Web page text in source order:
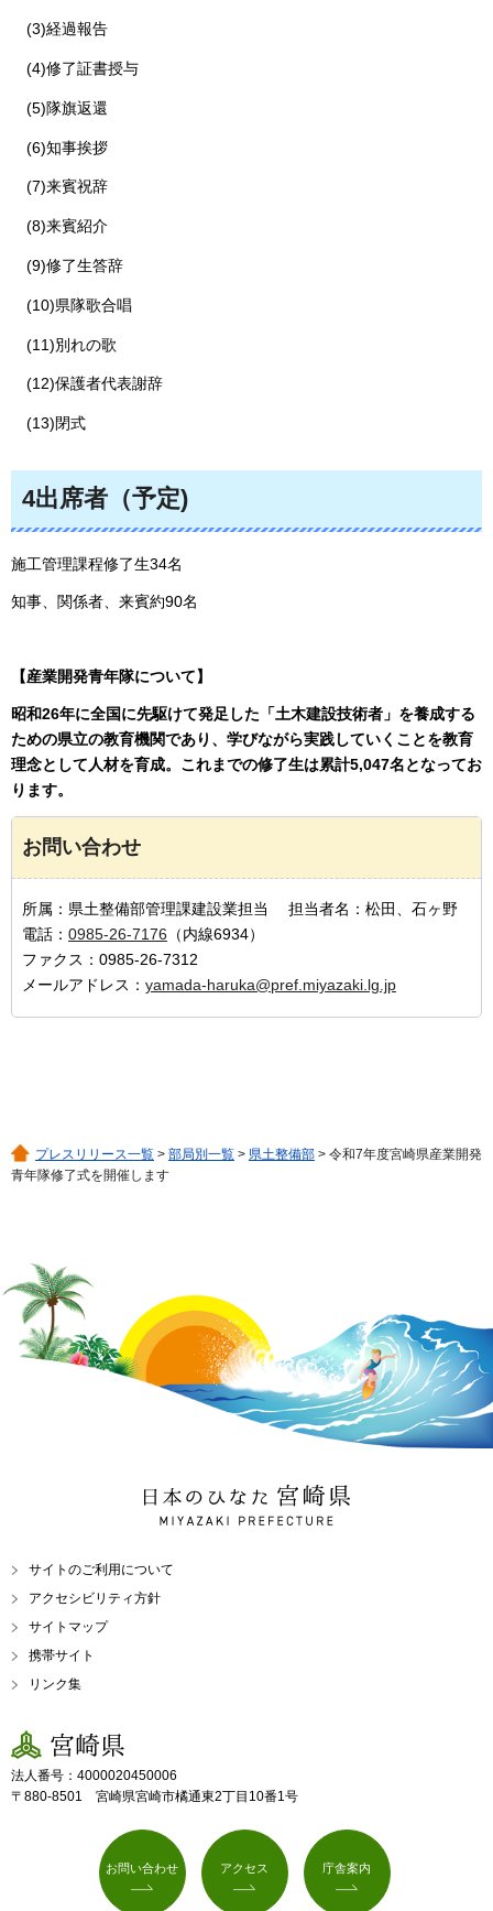
(3)経過報告
(4)修了証書授与
(5)隊旗返還
(6)知事挨拶
(7)来賓祝辞
(8)来賓紹介
(9)修了生答辞
(10)県隊歌合唱
(11)別れの歌
(12)保護者代表謝辞
(13)閉式
4出席者（予定)
施工管理課程修了生34名
知事、関係者、来賓約90名
【産業開発青年隊について】
昭和26年に全国に先駆けて発足した「土木建設技術者」を養成する
ための県立の教育機関であり、学びながら実践していくことを教育
理念として人材を育成。これまでの修了生は累計5,047名となってお
ります。
お問い合わせ
所属：県土整備部管理課建設業担当 担当者名：松田、石ヶ野
電話： 0985-26-7176 （内線6934）
ファクス：0985-26-7312
メールアドレス： yamada-haruka@pref.miyazaki.lg.jp
プレスリリース一覧 > 部局別一覧 > 県土整備部 > 令和7年度宮崎県産業開発
青年隊修了式を開催します
日本のひなた 宮崎県
MIYAZAKI PREFECTURE
サイトのご利用について
アクセシビリティ方針
サイトマップ
携帯サイト
リンク集
宮崎県
法人番号：4000020450006
〒880-8501 宮崎県宮崎市橘通東2丁目10番1号
お問い合わせ アクセス 庁舎案内